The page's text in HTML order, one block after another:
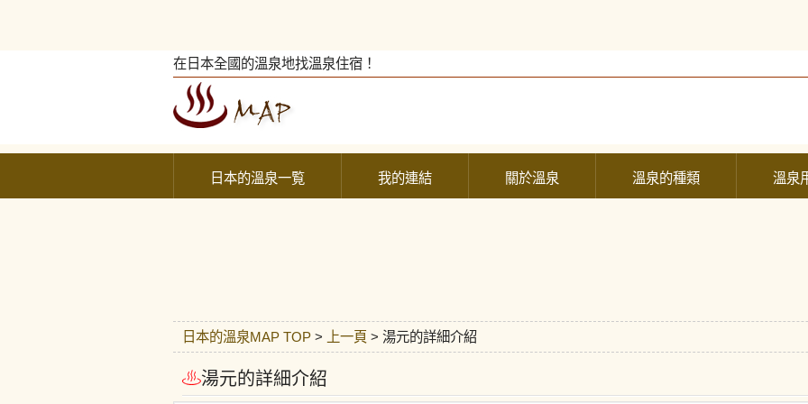
在日本全國的溫泉地找溫泉住宿！
日本的溫泉一覧 我的連結 關於溫泉 溫泉的種類 溫泉
日本的溫泉MAP TOP > 上一頁 > 湯元的詳細介紹
湯元的詳細介紹